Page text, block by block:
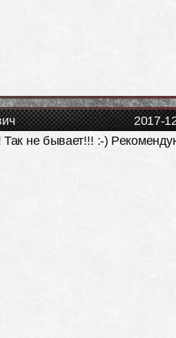
2017-
не бывает!!! :-)